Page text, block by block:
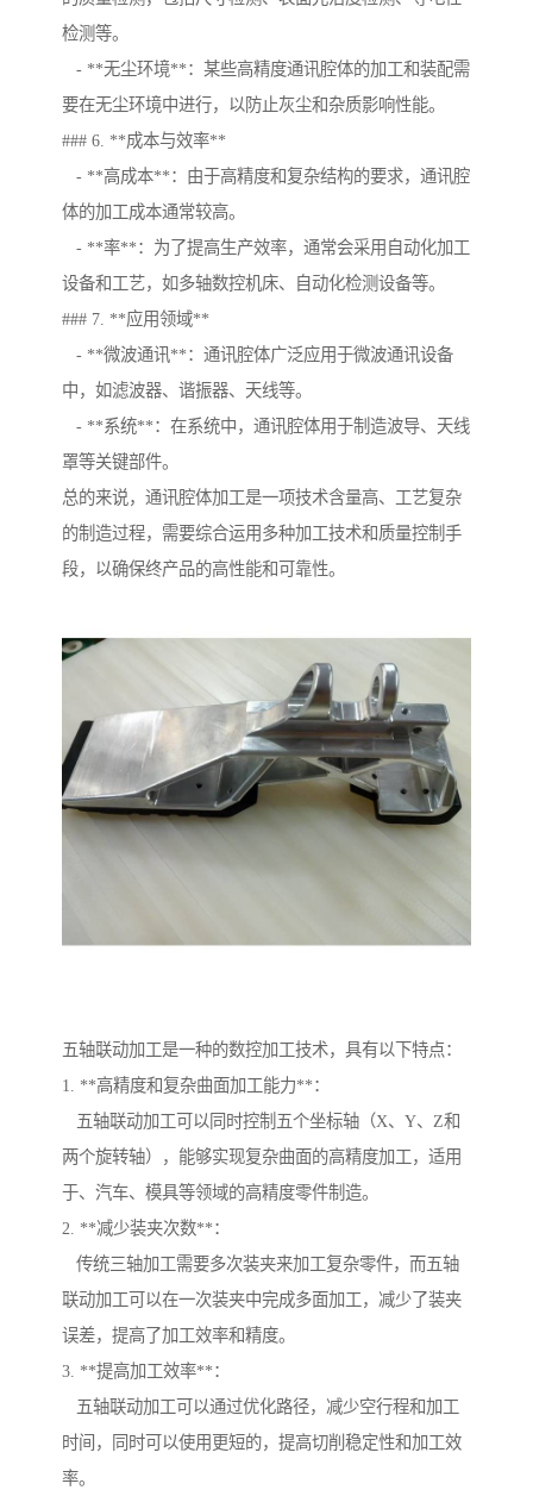
检测等。
- **无尘环境**：某些高精度通讯腔体的加工和装配需
要在无尘环境中进行，以防止灰尘和杂质影响性能。
### 6. **成本与效率**
- **高成本**：由于高精度和复杂结构的要求，通讯腔
体的加工成本通常较高。
- **率**：为了提高生产效率，通常会采用自动化加工
设备和工艺，如多轴数控机床、自动化检测设备等。
### 7. **应用领域**
- **微波通讯**：通讯腔体广泛应用于微波通讯设备
中，如滤波器、谐振器、天线等。
- **系统**：在系统中，通讯腔体用于制造波导、天线
罩等关键部件。
总的来说，通讯腔体加工是一项技术含量高、工艺复杂
的制造过程，需要综合运用多种加工技术和质量控制手
段，以确保终产品的高性能和可靠性。
五轴联动加工是一种的数控加工技术，具有以下特点：
1. **高精度和复杂曲面加工能力**：
五轴联动加工可以同时控制五个坐标轴（X、Y、Z和
两个旋转轴），能够实现复杂曲面的高精度加工，适用
于、汽车、模具等领域的高精度零件制造。
2. **减少装夹次数**：
传统三轴加工需要多次装夹来加工复杂零件，而五轴
联动加工可以在一次装夹中完成多面加工，减少了装夹
误差，提高了加工效率和精度。
3. **提高加工效率**：
五轴联动加工可以通过优化路径，减少空行程和加工
时间，同时可以使用更短的，提高切削稳定性和加工效
率。